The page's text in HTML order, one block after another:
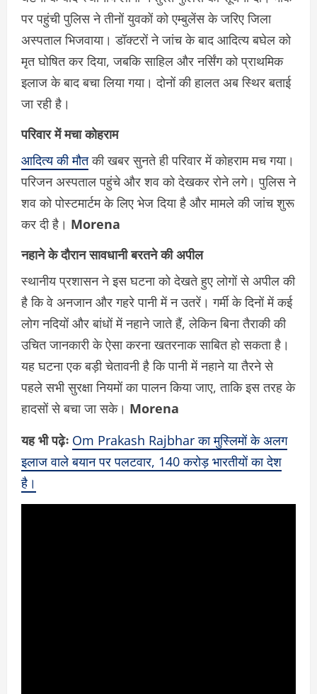
पर पहुंची पुलिस ने तीनों युवकों को एम्बुलेंस के जरिए जिला
अस्पताल भिजवाया। डॉक्टरों ने जांच के बाद आदित्य बघेल को
मृत घोषित कर दिया, जबकि साहिल और नर्सिंग को प्राथमिक
इलाज के बाद बचा लिया गया। दोनों की हालत अब स्थिर बताई
जा रही है।
परिवार में मचा कोहराम
आदित्य की मौतकी खबर सुनते ही परिवार में कोहराम मच गया।
परिजन अस्पताल पहुंचे और शव को देखकर रोने लगे। पुलिस ने
शव को पोस्टमार्टम के लिए भेज दिया है और मामले की जांच शुरू
कर दी है। Morena
नहाने के दौरान सावधानी बरतने की अपील
स्थानीय प्रशासन ने इस घटना को देखते हुए लोगों से अपील की
है कि वे अनजान और गहरे पानी में न उतरें। गर्मी के दिनों में कई
लोग नदियों और बांधों में नहाने जाते हैं, लेकिन बिना तैराकी की
उचित जानकारी के ऐसा करना खतरनाक साबित हो सकता है।
यह घटना एक बड़ी चेतावनी है कि पानी में नहाने या तैरने से
पहले सभी सुरक्षा नियमों का पालन किया जाए, ताकि इस तरह के
हादसों से बचा जा सके। Morena
यह भी पढ़ेः Om Prakash Rajbhar का मुस्लिमों के अलग
इलाज वाले बयान पर पलटवार, 140 करोड़ भारतीयों का देश
है।